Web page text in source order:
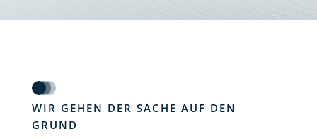
WIR GEHEN DER SACHE AUF DEN
GRUND